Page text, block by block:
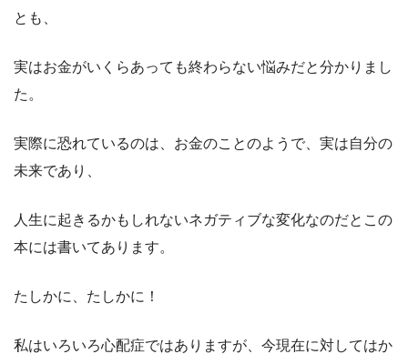
とも、
実はお金がいくらあっても終わらない悩みだと分かりまし
た。
実際に恐れているのは、お金のことのようで、実は自分の
未来であり、
人生に起きるかもしれないネガティブな変化なのだとこの
本には書いてあります。
たしかに、たしかに！
私はいろいろ心配症ではありますが、今現在に対してはか